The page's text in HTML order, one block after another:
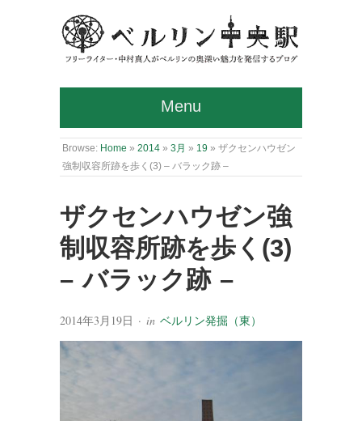
Menu
Browse: Home » 2014 » 3月 » 19 » ザクセンハウゼン
強制収容所跡を歩く(3) – バラック跡 –
ザクセンハウゼン強
制収容所跡を歩く(3)
– バラック跡 –
2014年3月19日 · in ベルリン発掘（東）